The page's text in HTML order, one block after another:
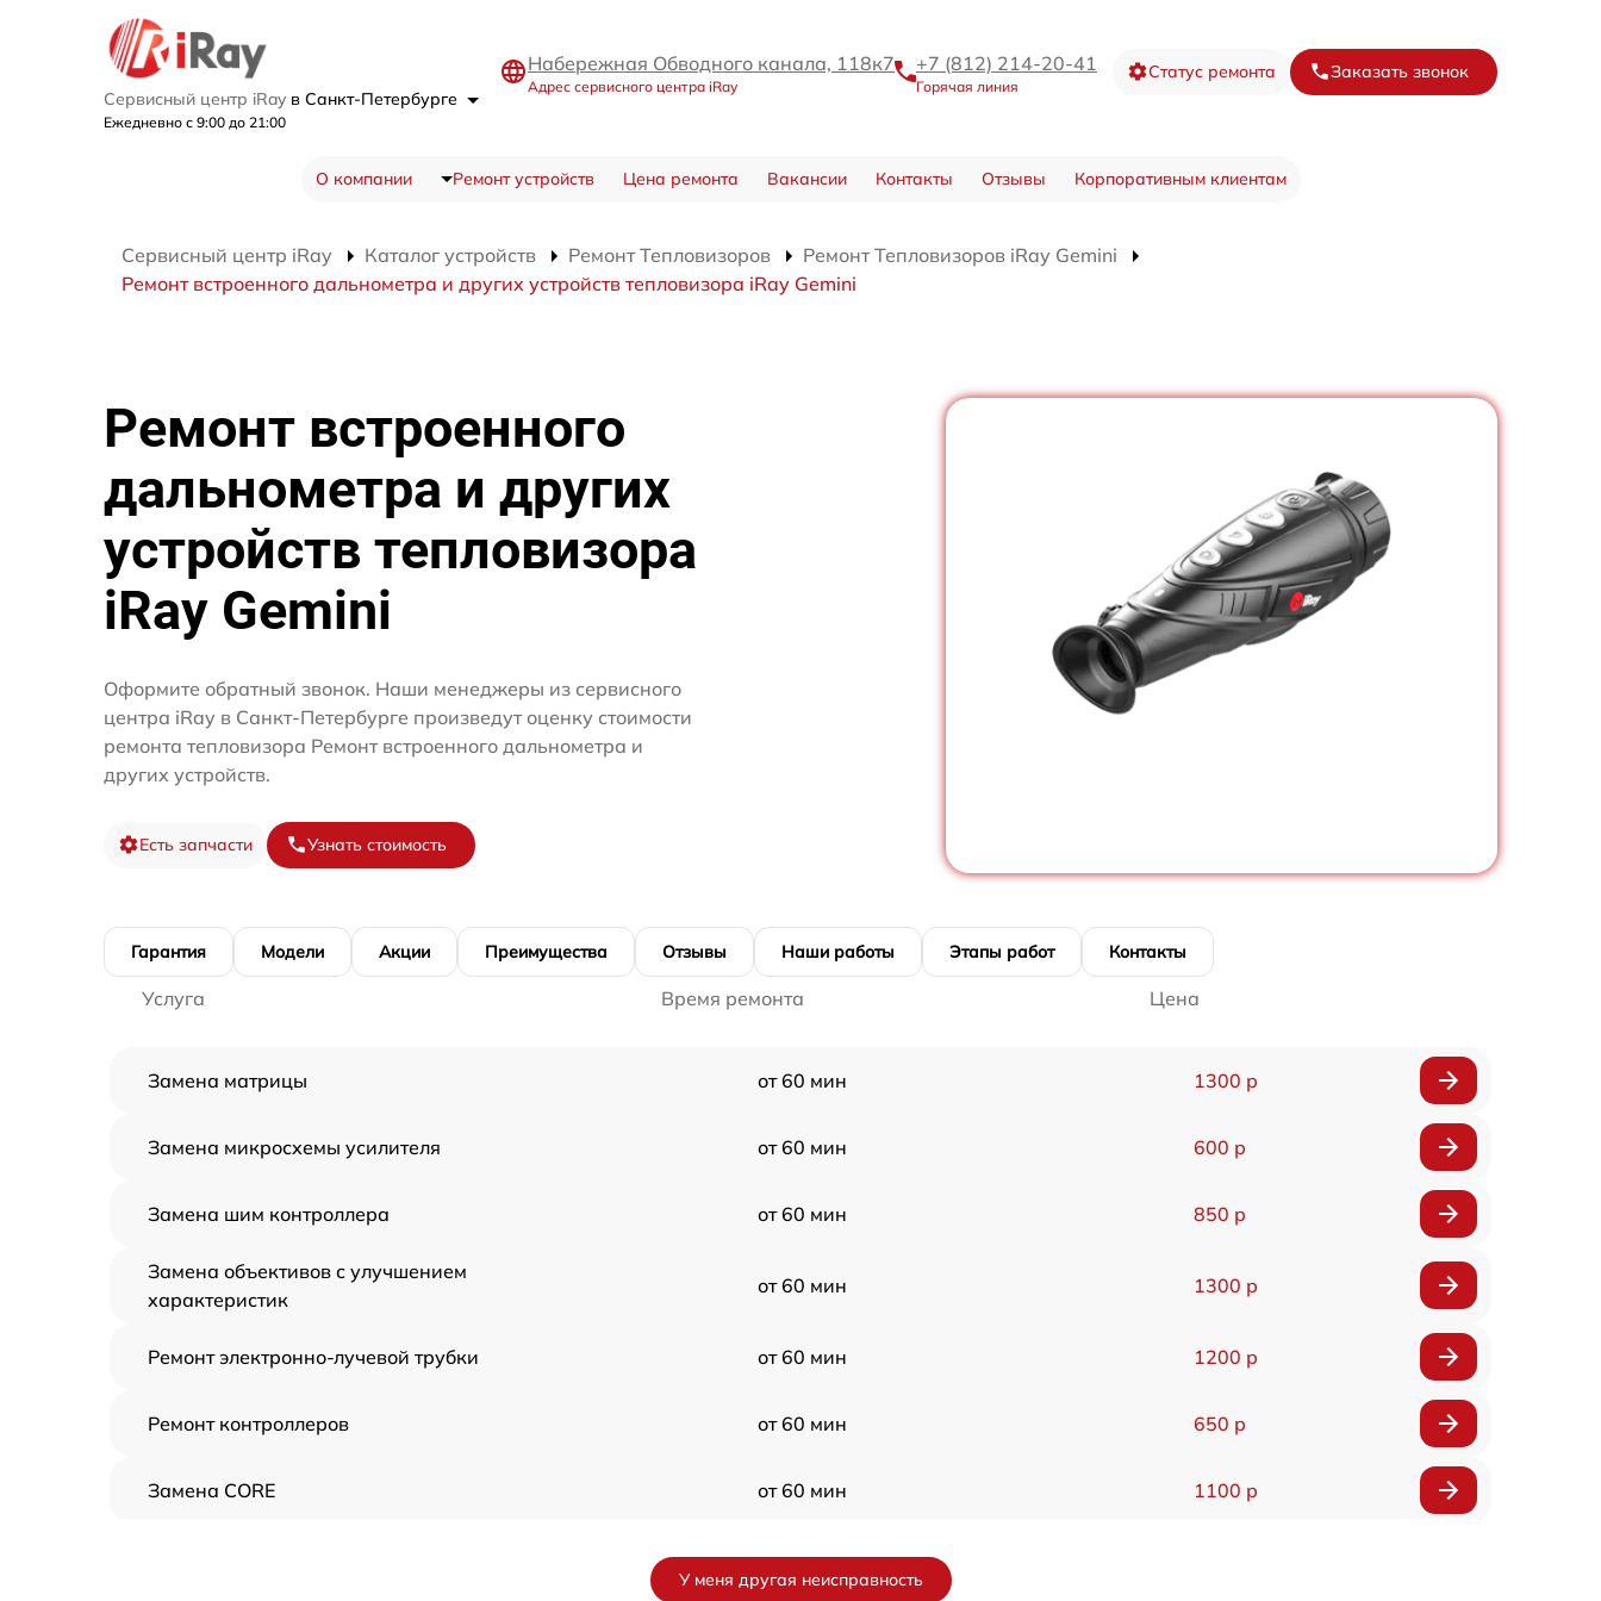
Сервисный центр iRay в Санкт-Петербурге
Ежедневно с 9:00 до 21:00
Набережная Обводного канала, 118к7
Адрес сервисного центра iRay
+7 (812) 214-20-41
Горячая линия
Статус ремонта Заказать звонок
О компании Ремонт устройств Цена ремонта Вакансии Контакты Отзывы Корпоративным клиентам
Сервисный центр iRay Каталог устройств Ремонт Тепловизоров
Ремонт Тепловизоров iRay Gemini
Ремонт встроенного дальнометра и других устройств тепловизора iRay Gemini
Ремонт встроенного
дальнометра и других
устройств тепловизора
iRay Gemini
Оформите обратный звонок. Наши менеджеры из сервисного
центра iRay в Санкт-Петербурге произведут оценку стоимости
ремонта тепловизора Ремонт встроенного дальнометра и
других устройств.
Есть запчасти Узнать стоимость
Гарантия Модели Акции Преимущества Отзывы Наши работы Этапы работ Контакты
Услуга Время ремонта Цена
Замена матрицы от 60 мин 1300 р
Замена микросхемы усилителя от 60 мин 600 р
Замена шим контроллера от 60 мин 850 р
Замена объективов с улучшением
характеристик
от 60 мин 1300 р
Ремонт электронно-лучевой трубки от 60 мин 1200 р
Ремонт контроллеров от 60 мин 650 р
Замена CORE от 60 мин 1100 р
от 60 мин
У меня другая неисправность